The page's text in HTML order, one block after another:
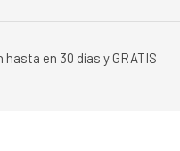
hasta en 30 días y GRATIS